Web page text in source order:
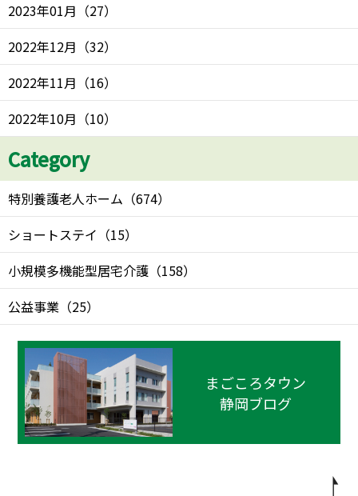
2023年01月 （27）
2022年12月 （32）
2022年11月 （16）
2022年10月 （10）
Category
特別養護老人ホーム （674）
ショートステイ （15）
小規模多機能型居宅介護 （158）
公益事業 （25）
まごころタウン
静岡ブログ